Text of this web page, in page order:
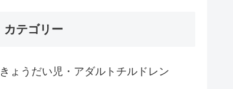
カテゴリー
きょうだい児・アダルトチルドレン